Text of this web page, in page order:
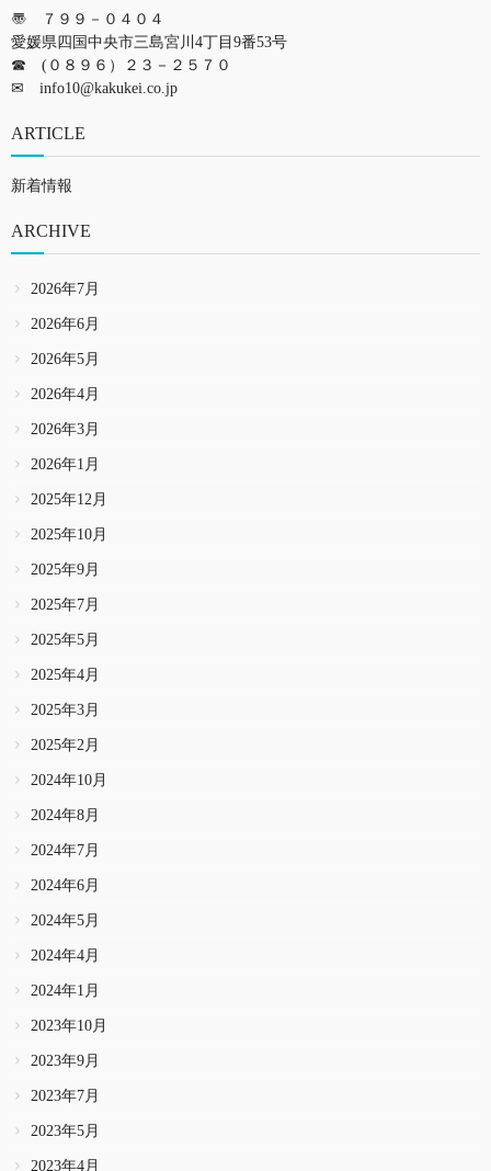
〠 ７９９－０４０４
愛媛県四国中央市三島宮川4丁目9番53号
☎ (０８９６）２３－２５７０
✉ info10@kakukei.co.jp
ARTICLE
新着情報
ARCHIVE
2026年7月
2026年6月
2026年5月
2026年4月
2026年3月
2026年1月
2025年12月
2025年10月
2025年9月
2025年7月
2025年5月
2025年4月
2025年3月
2025年2月
2024年10月
2024年8月
2024年7月
2024年6月
2024年5月
2024年4月
2024年1月
2023年10月
2023年9月
2023年7月
2023年5月
2023年4月